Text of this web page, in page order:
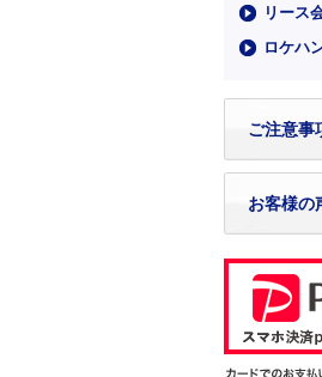
リース
ロケハ
ご注意事
お客様の